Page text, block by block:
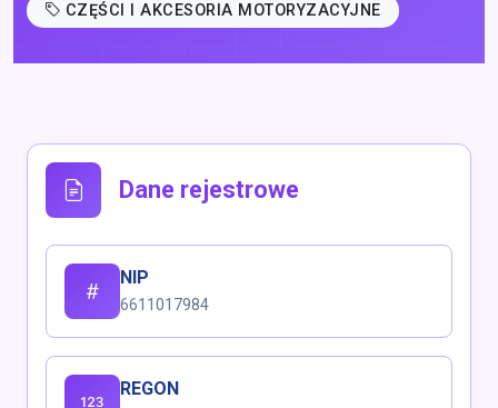
CZĘŚCI I AKCESORIA MOTORYZACYJNE
Dane rejestrowe
NIP
6611017984
REGON